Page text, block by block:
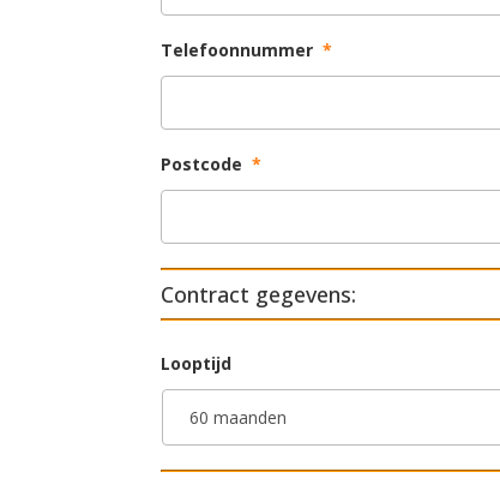
Telefoonnummer *
Postcode *
Contract gegevens:
Looptijd